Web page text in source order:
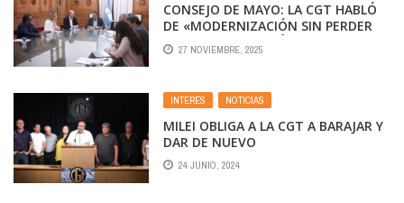
CONSEJO DE MAYO: LA CGT HABLÓ
DE «MODERNIZACIÓN SIN PERDER
DERECHOS» Y NEGÓ ACUERDO POR
LA REFORMA LABORAL
27 NOVIEMBRE, 2025
INTERÉS NOTICIAS
MILEI OBLIGA A LA CGT A BARAJAR Y
DAR DE NUEVO
24 JUNIO, 2024